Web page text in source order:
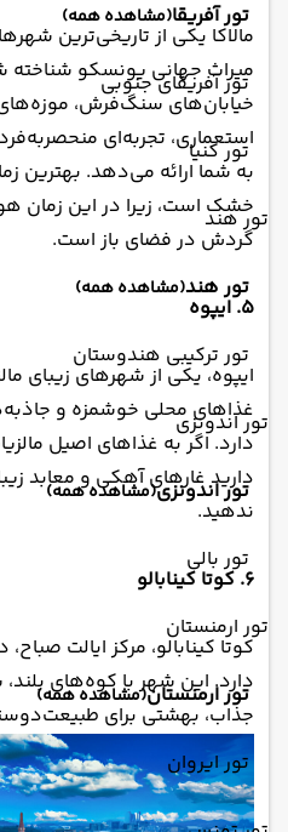
تور آفریقا(مشاهده همه)
تور آفریقای جنوبی
تور کنیا
تور هند
تور هند(مشاهده همه)
تور ترکیبی هندوستان
تور اندونزی
تور اندونزی(مشاهده همه)
تور بالی
تور ارمنستان
تور ارمنستان(مشاهده همه)
تور ایروان
مالاکا یکی از تاریخی‌ترین
میراث جهانی یونسکو
خیابان‌های سنگ‌فرش،
استعماری، تجربه‌ای
به شما ارائه می‌دهد. بهترین
خشک است، زیرا در این زمان
گردش در فضای باز است.
5. ایپوه
ایپوه، یکی از شهرهای زیبای
غذاهای محلی خوشمزه و
دارد. اگر به غذاهای اصیل
دارید غارهای آهکی و معابد
ندهید.
6. کوتا کینابالو
کوتا کینابالو، مرکز ایالت
دارد. این شهر با کوه‌های
جذاب، بهشتی برای